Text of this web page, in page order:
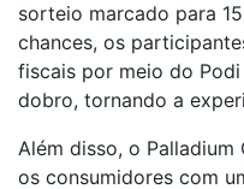
sorteio marcado para
chances, os
fiscais por meio do
dobro, tornando a
Além disso, o
os consumidores com